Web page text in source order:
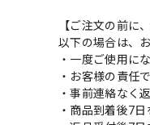
【ご注文の前に
以下の場合は、
・一度ご使用に
・お客様の責任
・事前連絡なく
・商品到着後7